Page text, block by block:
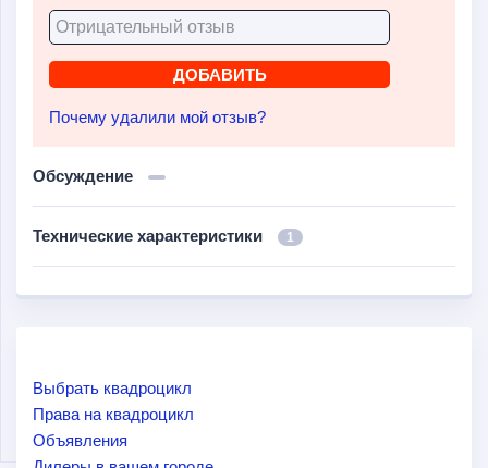
Почему удалили мой отзыв?
Обсуждение
Технические характеристики 1
Выбрать квадроцикл
Права на квадроцикл
Объявления